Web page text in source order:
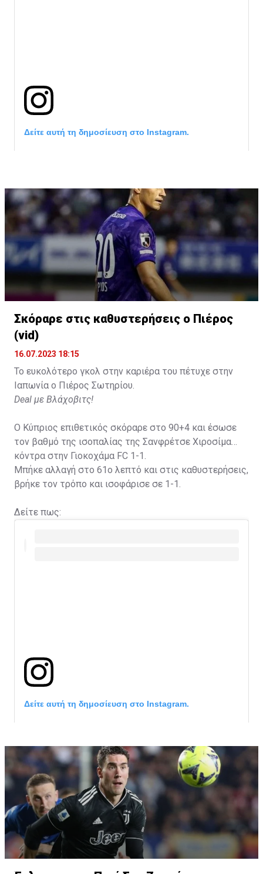
Δείτε αυτή τη δημοσίευση στο Instagram.
Σκόραρε στις καθυστερήσεις ο Πιέρος
(vid)
16.07.2023 18:15
Το ευκολότερο γκολ στην καριέρα του πέτυχε στην
Ιαπωνία ο Πιέρος Σωτηρίου.
Deal με Βλάχοβιτς!
Ο Κύπριος επιθετικός σκόραρε στο 90+4 και έσωσε
τον βαθμό της ισοπαλίας της Σανφρέτσε Χιροσίμα
κόντρα στην Γιοκοχάμα FC 1-1.
Μπήκε αλλαγή στο 61ο λεπτό και στις καθυστερήσεις,
βρήκε τον τρόπο και ισοφάρισε σε 1-1.
Δείτε πως:
Δείτε αυτή τη δημοσίευση στο Instagram.